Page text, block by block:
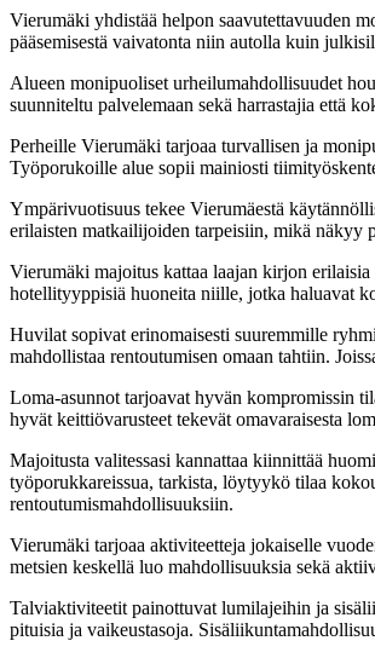
Vierumäki yhdistää helpon saavutettavuuden
pääsemisestä vaivatonta niin autolla kuin
Alueen monipuoliset urheilumahdollisuudet
suunniteltu palvelemaan sekä harrastajia että
Perheille Vierumäki tarjoaa turvallisen ja
Työporukoille alue sopii mainiosti
Ympärivuotisuus tekee Vierumäestä
erilaisten matkailijoiden tarpeisiin, mikä näkyy
Vierumäki majoitus kattaa laajan kirjon
hotellityyppisiä huoneita niille, jotka haluavat
Huvilat sopivat erinomaisesti suuremmille
mahdollistaa rentoutumisen omaan tahtiin.
Loma-asunnot tarjoavat hyvän kompromissin
hyvät keittiövarusteet tekevät omavaraisesta
Majoitusta valitessasi kannattaa kiinnittää
työporukkareissua, tarkista, löytyykö tilaa
rentoutumismahdollisuuksiin.
Vierumäki tarjoaa aktiviteetteja jokaiselle
metsien keskellä luo mahdollisuuksia sekä
Talviaktiviteetit painottuvat lumilajeihin ja
pituisia ja vaikeustasoja.